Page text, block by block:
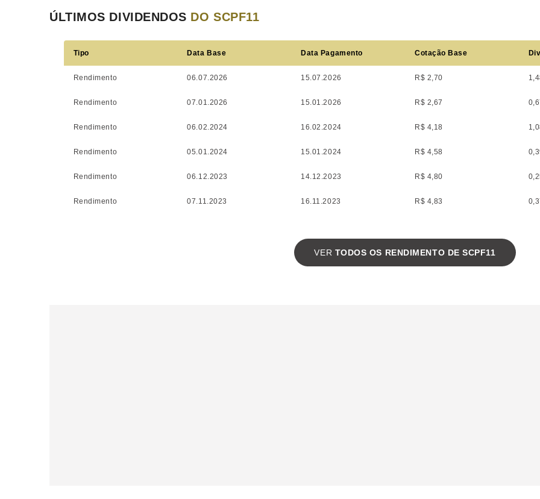
ÚLTIMOS DIVIDENDOS DO SCPF11
Tipo Data Base Data Pagamento Cotação Base
Rendimento 06.07.2026 15.07.2026 R$ 2,70
Rendimento 07.01.2026 15.01.2026 R$ 2,67
Rendimento 06.02.2024 16.02.2024 R$ 4,18
Rendimento 05.01.2024 15.01.2024 R$ 4,58
Rendimento 06.12.2023 14.12.2023 R$ 4,80
Rendimento 07.11.2023 16.11.2023 R$ 4,83
VER TODOS OS RENDIMENTO DE SCPF11